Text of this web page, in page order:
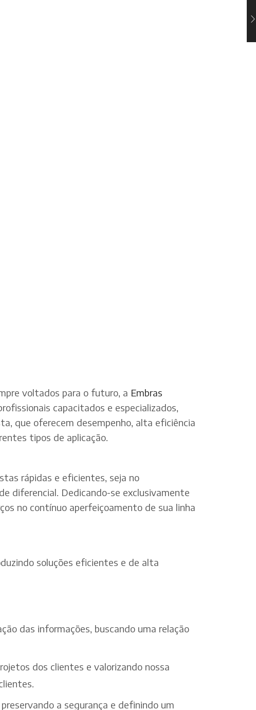
voltados para o futuro, a Embras
capacitados e especializados,
que oferecem desempenho, alta eficiência
tipos de aplicação.
rápidas e eficientes, seja no
diferencial. Dedicando-se exclusivamente
no contínuo aperfeiçoamento de sua linha
soluções eficientes e de alta
das informações, buscando uma relação
dos clientes e valorizando nossa
a segurança e definindo um